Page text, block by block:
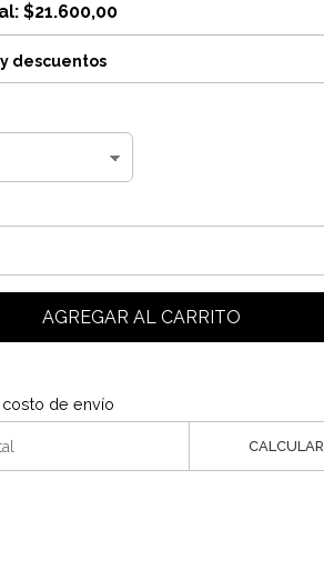
$21.600,00
descuentos
AGREGAR AL CARRITO
de envío
CALCULAR